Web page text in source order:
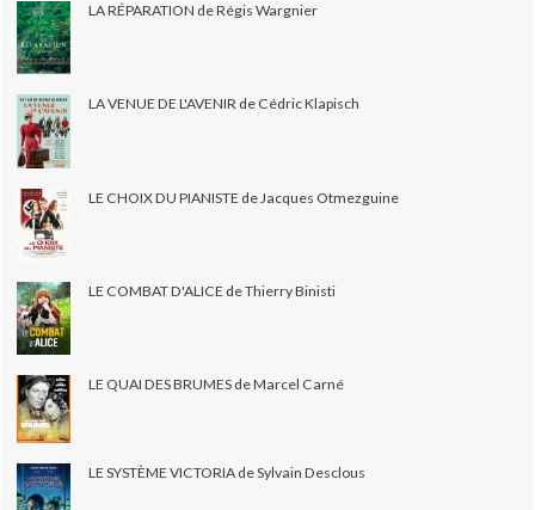
LA RÉPARATION de Régis Wargnier
LA VENUE DE L'AVENIR de Cédric Klapisch
LE CHOIX DU PIANISTE de Jacques Otmezguine
LE COMBAT D'ALICE de Thierry Binisti
LE QUAI DES BRUMES de Marcel Carné
LE SYSTÈME VICTORIA de Sylvain Desclous